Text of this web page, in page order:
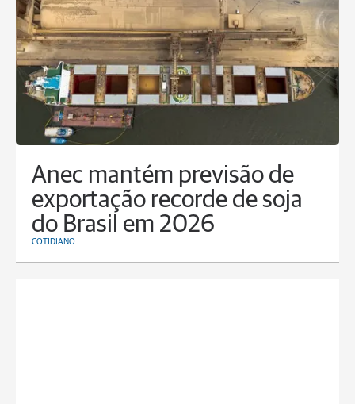
Anec mantém previsão de
exportação recorde de soja
do Brasil em 2026
COTIDIANO